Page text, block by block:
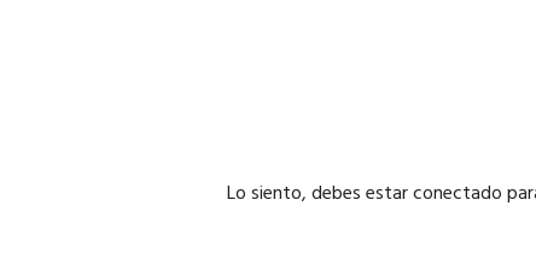
Lo siento, debes estarconectado